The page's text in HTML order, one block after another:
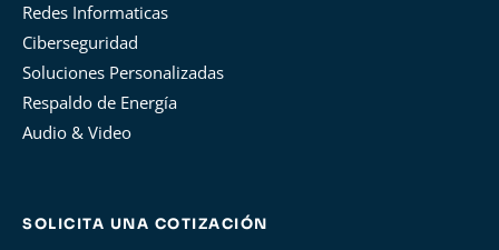
Redes Informaticas
Ciberseguridad
Soluciones Personalizadas
Respaldo de Energía
Audio & Video
SOLICITA UNA COTIZACIÓN